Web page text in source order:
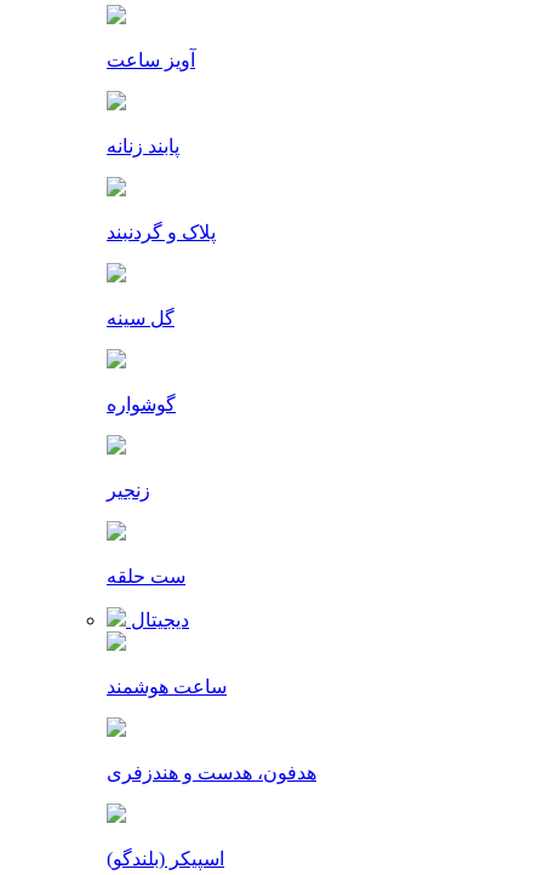
آویز ساعت
پابند زنانه
پلاک و گردنبند
گل سینه
گوشواره
زنجیر
ست حلقه
دیجیتال
ساعت هوشمند
هدفون، هدست و هندزفری
اسپیکر (بلندگو)